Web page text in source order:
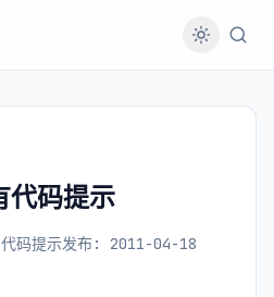
码提示
代码提示发布: 2011-04-18